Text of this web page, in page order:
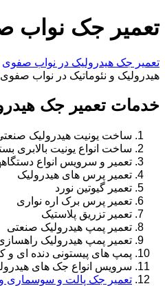
تعمیر جک نواب
تعمیر جک هیدرولیک در نواب صفوی
هیدرولیک و نئوماتیک در نواب صفوی با
خدمات تعمیر جک
ساخت یونیت هیدرولیک
ساخت انواع یونیت بالابری
تعمیر و سرویس انواع
تعمیر پرس های هیدرولیک
تعمیر گیوتین نورد
تعمیر پرس برک اره نواری
تعمیر تزریق پلاستیک
تعمیر پمپ هیدرولیک صنعتی
تعمیر پمپ هیدرولیک
پمپ های پیستونی دنده ای و
سرویس انواع جک های
تعمیر جک پالت و سوسماری